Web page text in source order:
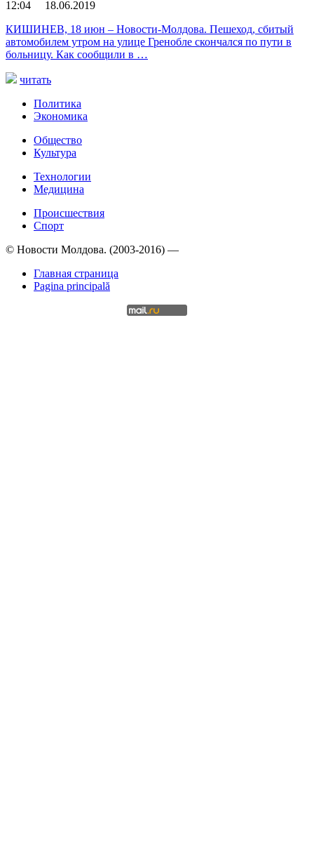
12:04 18.06.2019
КИШИНЕВ, 18 июн – Новости-Молдова. Пешеход, сбитый
автомобилем утром на улице Гренобле скончался по пути в
больницу. Как сообщили в …
читать
Политика
Экономика
Общество
Культура
Технологии
Медицина
Происшествия
Спорт
© Новости Молдова. (2003-2016) —
Главная страница
Pagina principală